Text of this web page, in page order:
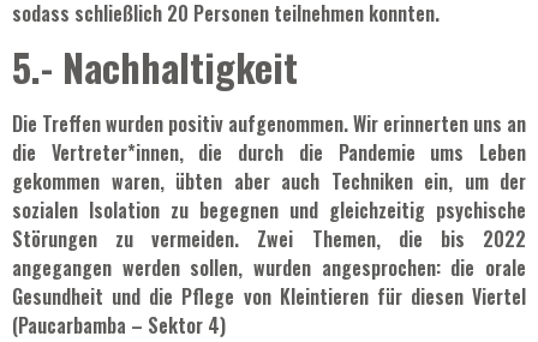
sodass schließlich 20 Personen teilnehmen konnten.
5.- Nachhaltigkeit
Die Treffen wurden positiv aufgenommen. Wir erinnerten uns an
die Vertreter*innen, die durch die Pandemie ums Leben
gekommen waren, übten aber auch Techniken ein, um der
sozialen Isolation zu begegnen und gleichzeitig psychische
Störungen zu vermeiden. Zwei Themen, die bis 2022
angegangen werden sollen, wurden angesprochen: die orale
Gesundheit und die Pflege von Kleintieren für diesen Viertel
(Paucarbamba – Sektor 4)